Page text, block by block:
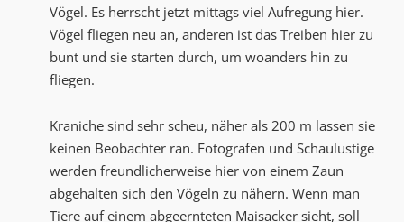
Vögel. Es herrscht jetzt mittags viel Aufregung hier.
Vögel fliegen neu an, anderen ist das Treiben hier zu
bunt und sie starten durch, um woanders hin zu
fliegen.
Kraniche sind sehr scheu, näher als 200 m lassen sie
keinen Beobachter ran. Fotografen und Schaulustige
werden freundlicherweise hier von einem Zaun
abgehalten sich den Vögeln zu nähern. Wenn man
Tiere auf einem abgeernteten Maisacker sieht, soll